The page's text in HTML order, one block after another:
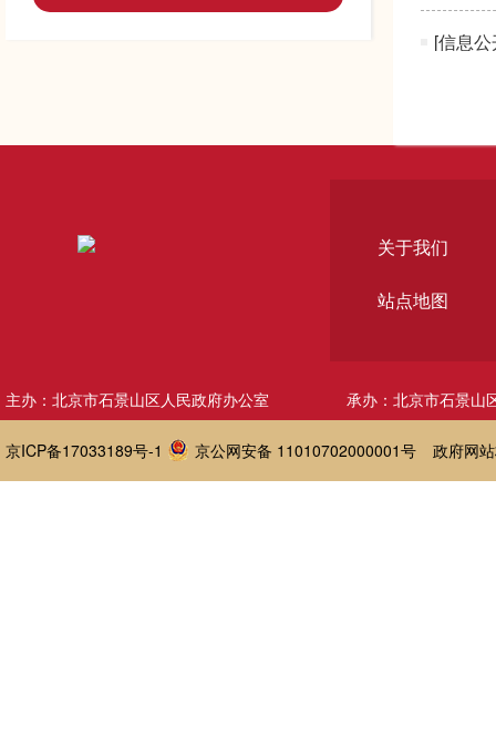
[信息
关于我们
站点地图
主办：北京市石景山区人民政府办公室 承办：北京市石景山
京ICP备17033189号-1 京公网安备 11010702000001号 政府网